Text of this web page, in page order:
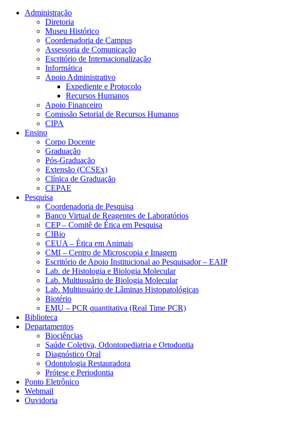
Conteúdo principal Menu principal
Administração
Diretoria
Museu Histórico
Coordenadoria de Campus
Assessoria de Comunicação
Escritório de Internacionalização
Informática
Apoio Administrativo
Expediente e Protocolo
Recursos Humanos
Apoio Financeiro
Comissão Setorial de Recursos Humanos
CIPA
Ensino
Corpo Docente
Graduação
Pós-Graduação
Extensão (CCSEx)
Clínica de Graduação
CEPAE
Pesquisa
Coordenadoria de Pesquisa
Banco Virtual de Reagentes de Laboratórios
CEP – Comitê de Ética em Pesquisa
CIBio
CEUA – Ética em Animais
CMI – Centro de Microscopia e Imagem
Escritório de Apoio Institucional ao Pesquisador – EAIP
Lab. de Histologia e Biologia Molecular
Lab. Multiusuário de Biologia Molecular
Lab. Multiusuário de Lâminas Histopatológicas
Biotério
EMU – PCR quantitativa (Real Time PCR)
Biblioteca
Departamentos
Biociências
Saúde Coletiva, Odontopediatria e Ortodontia
Diagnóstico Oral
Odontologia Restauradora
Prótese e Periodontia
Ponto Eletrônico
Webmail
Ouvidoria